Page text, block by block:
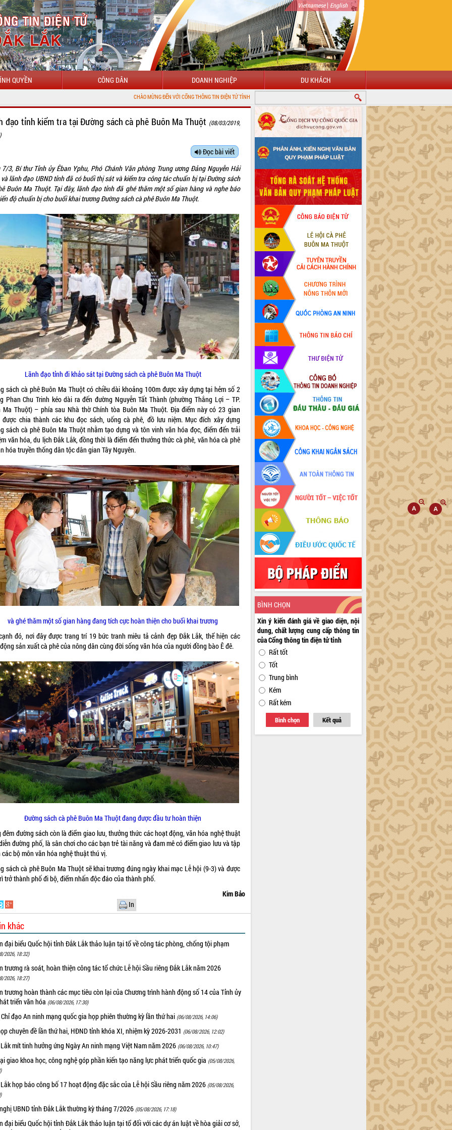
Vietnamese| English
QUYỀN CÔNG DÂN DOANH NGHIỆP DU KHÁCH
CHÀO MỪNG ĐẾN VỚI CỔNG THÔNG TIN ĐIỆN TỬ TỈNH ĐẮK LẮK
đạo tỉnh kiểm tra tại Đường sách cà phê Buôn Ma Thuột (08/03/2019,
Đọc bài viết
7/3, Bí thư Tỉnh ủy Êban Yphu, Phó Chánh Văn phòng Trung ương Đảng Nguyễn Hải
lãnh đạo UBND tỉnh đã có buổi thị sát và kiểm tra công tác chuẩn bị tại Đường sách
Buôn Ma Thuột. Tại đây, lãnh đạo tỉnh đã ghé thăm một số gian hàng và nghe báo
độ chuẩn bị cho buổi khai trương Đường sách cà phê Buôn Ma Thuột.
Lãnh đạo tỉnh đi khảo sát tại Đường sách cà phê Buôn Ma Thuột
sách cà phê Buôn Ma Thuột có chiều dài khoảng 100m được xây dựng tại hẻm số 2
Phan Chu Trinh kéo dài ra đến đường Nguyễn Tất Thành (phường Thắng Lợi – TP.
Ma Thuột) – phía sau Nhà thờ Chính tòa Buôn Ma Thuột. Địa điểm này có 23 gian
được chia thành các khu đọc sách, uống cà phê, đồ lưu niệm. Mục đích xây dựng
sách cà phê Buôn Ma Thuột nhằm tạo dựng và tôn vinh văn hóa đọc, điểm đến trải
văn hóa, du lịch Đắk Lắk, đồng thời là điểm đến thưởng thức cà phê, văn hóa cà phê
hóa truyền thống dân tộc dân gian Tây Nguyên.
và ghé thăm một số gian hàng đang tích cực hoàn thiện cho buổi khai trương
đó, nơi đây được trang trí 19 bức tranh miêu tả cảnh đẹp Đắk Lắk, thể hiện các
sản xuất cà phê của nông dân cùng đời sống văn hóa của người đồng bào Ê đê.
Đường sách cà phê Buôn Ma Thuột đang được đầu tư hoàn thiện
đêm đường sách còn là điểm giao lưu, thưởng thức các hoạt động, văn hóa nghệ thuật
đường phố, là sân chơi cho các bạn trẻ tài năng và đam mê có điểm giao lưu và tập
các bộ môn văn hóa nghệ thuật thú vị.
sách cà phê Buôn Ma Thuột sẽ khai trương đúng ngày khai mạc Lễ hội (9-3) và được
trở thành phố đi bộ, điểm nhấn độc đáo của thành phố.
Kim Bảo
In
khác
đại biểu Quốc hội tỉnh Đắk Lắk thảo luận tại tổ về công tác phòng, chống tội phạm
2026, 18:32)
trương rà soát, hoàn thiện công tác tổ chức Lễ hội Sầu riêng Đắk Lắk năm 2026
2026, 18:27)
trương hoàn thành các mục tiêu còn lại của Chương trình hành động số 14 của Tỉnh ủy
triển văn hóa (06/08/2026, 17:30)
đạo An ninh mạng quốc gia họp phiên thường kỳ lần thứ hai (06/08/2026, 14:06)
chuyên đề lần thứ hai, HĐND tỉnh khóa XI, nhiệm kỳ 2026-2031 (06/08/2026, 12:02)
mít tinh hưởng ứng Ngày An ninh mạng Việt Nam năm 2026 (06/08/2026, 10:47)
giao khoa học, công nghệ góp phần kiến tạo năng lực phát triển quốc gia (05/08/2026,
họp báo công bố 17 hoạt động đặc sắc của Lễ hội Sầu riêng năm 2026 (05/08/2026,
UBND tỉnh Đắk Lắk thường kỳ tháng 7/2026 (05/08/2026, 17:18)
đại biểu Quốc hội tỉnh Đắk Lắk thảo luận tại tổ đối với các dự án luật về hòa giải cơ sở,
BÌNH CHỌN
Xin ý kiến đánh giá về giao diện, nội
dung, chất lượng cung cấp thông tin
của Cổng thông tin điện tử tỉnh
Rất tốt
Tốt
Trung bình
Kém
Rất kém
Bình chọn Kết quả